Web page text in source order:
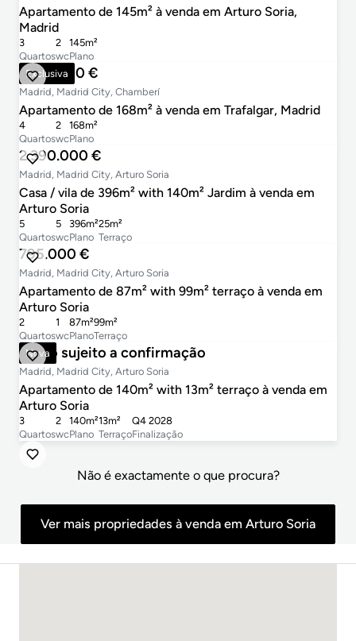
Apartamento de 145m² à venda em Arturo Soria,
Madrid
Quartos
3
wc
2
Plano
145m²
Exclusiva
1.325.000 €
Madrid, Madrid City, Chamberí
Apartamento de 168m² à venda em Trafalgar, Madrid
Quartos
4
wc
2
Plano
168m²
2.390.000 €
Madrid, Madrid City, Arturo Soria
Casa / vila de 396m² with 140m² Jardim à venda em
Arturo Soria
Quartos
5
wc
5
Plano
396m²
Terraço
25m²
795.000 €
Madrid, Madrid City, Arturo Soria
Apartamento de 87m² with 99m² terraço à venda em
Arturo Soria
Quartos
2
wc
1
Plano
87m²
Terraço
99m²
Nova
Preço sujeito a confirmação
Madrid, Madrid City, Arturo Soria
Apartamento de 140m² with 13m² terraço à venda em
Arturo Soria
Quartos
3
wc
2
Plano
140m²
Terraço
13m²
Finalização
Q4 2028
Não é exactamente o que procura?
Ver mais propriedades à venda em Arturo Soria